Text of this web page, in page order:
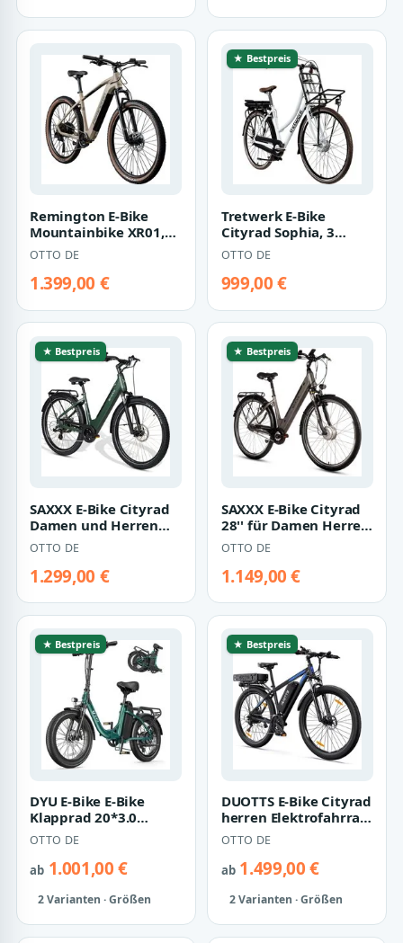
Remington E-Bike
Mountainbike XR01,
10 Gang Shimano Cues
U3020 SGS Sch…
OTTO DE
1.399,00 €
★ Bestpreis
Tretwerk E-Bike
Cityrad Sophia, 3
Gang,
Nabenschaltung,
Frontmotor, 53…
OTTO DE
999,00 €
★ Bestpreis
SAXXX E-Bike Cityrad
Damen und Herren
28x2,35 Zoll, SAXXX
SUV Pedelec,…
OTTO DE
1.299,00 €
★ Bestpreis
SAXXX E-Bike Cityrad
28'' für Damen Herren,
Classic, 418Wh,
100km, Fed…
OTTO DE
1.149,00 €
★ Bestpreis
DYU E-Bike E-Bike
Klapprad 20*3.0
Elektrofahrrad 80-
150khm für Damen
u…
OTTO DE
ab1.001,00 €
2 Varianten · Größen
★ Bestpreis
DUOTTS E-Bike Cityrad
herren Elektrofahrrad
48V 37,5AH cityrad 29
Zoll…
OTTO DE
ab1.499,00 €
2 Varianten · Größen